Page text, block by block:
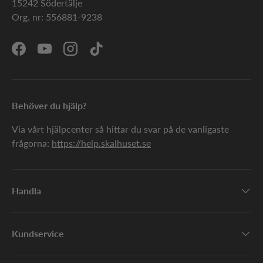
15242 Södertälje
Org. nr: 556881-9238
FacebookYouTubeInstagramTikTok
Behöver du hjälp?
Via vårt hjälpcenter så hittar du svar på de vanligaste
frågorna: https://help.skalhuset.se
Handla
Kundservice